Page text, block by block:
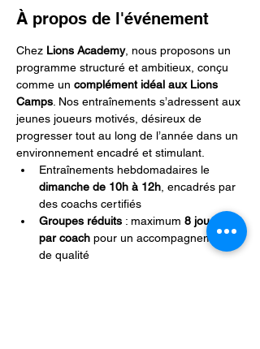
À propos de l'événement
Chez Lions Academy, nous proposons un
programme structuré et ambitieux, conçu
comme un complément idéal aux Lions
Camps . Nos entraînements s’adressent aux
jeunes joueurs motivés, désireux de
progresser tout au long de l’année dans un
environnement encadré et stimulant.
Entraînements hebdomadaires le
dimanche de 10h à 12h , encadrés par
des coachs certifiés
Groupes réduits : maximum 8 joueurs
par coach pour un accompagnement
de qualité